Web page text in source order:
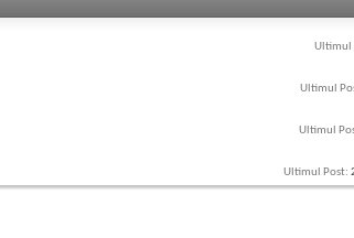
Ultimul
Ultimul
Ultimul
Ultimul Post: